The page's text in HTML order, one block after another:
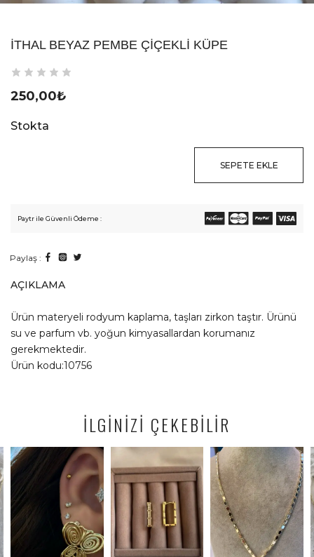
İTHAL BEYAZ PEMBE ÇIÇEKLI KÜPE
250,00₺
Stokta
SEPETE EKLE
Paytr ile Güvenli Ödeme :
Paylaş :
AÇIKLAMA
Ürün materyeli rodyum kaplama, taşları zirkon taştır. Ürünü
su ve parfum vb. yoğun kimyasallardan korumanız
gerekmektedir.
Ürün kodu:10756
İLGİNİZİ ÇEKEBİLİR